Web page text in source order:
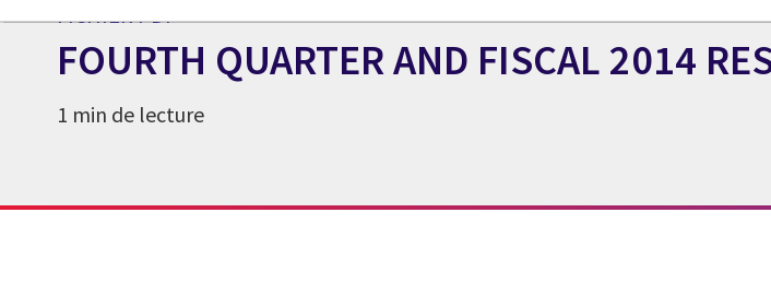
FICHIER PDF
FOURTH QUARTER AND FISCAL 2014
1 min de lecture